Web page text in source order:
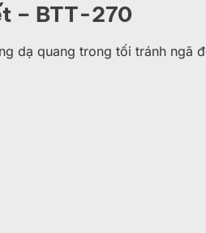
– BTT-270
dạ quang trong tối tránh